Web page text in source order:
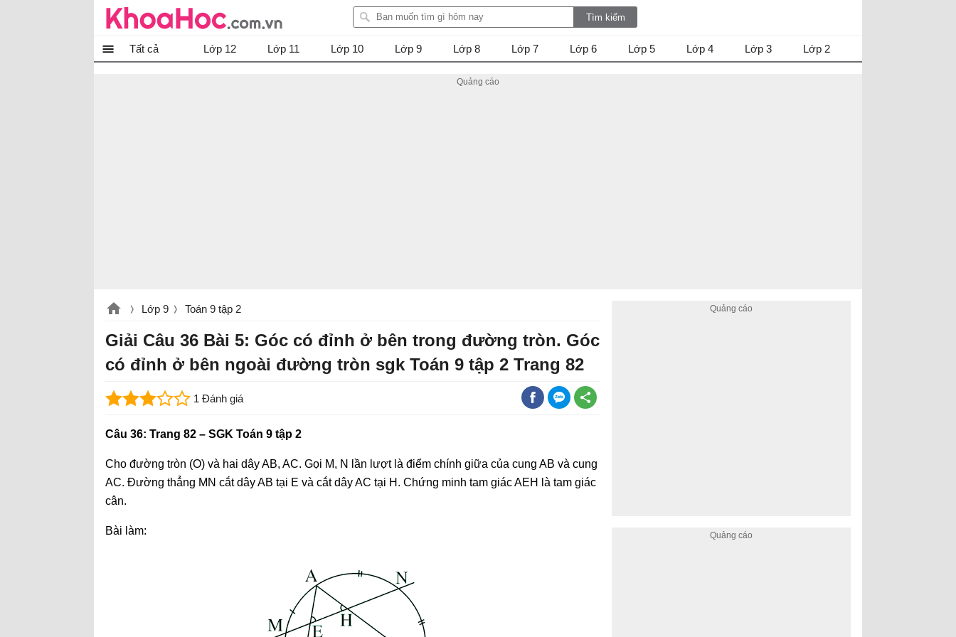
Tất cả Lớp 12 Lớp 11 Lớp 10 Lớp 9 Lớp 8 Lớp 7 Lớp 6 Lớp 5 Lớp 4 Lớp 3 Lớp 2
Lớp 9 Toán 9 tập 2
Giải Câu 36 Bài 5: Góc có đỉnh ở bên trong đường tròn. Góc
có đỉnh ở bên ngoài đường tròn sgk Toán 9 tập 2 Trang 82
1 Đánh giá
Câu 36: Trang 82 – SGK Toán 9 tập 2
Cho đường tròn (O) và hai dây AB, AC. Gọi M, N lần lượt là điểm chính giữa của cung AB và cung
AC. Đường thẳng MN cắt dây AB tại E và cắt dây AC tại H. Chứng minh tam giác AEH là tam giác
cân.
Bài làm: